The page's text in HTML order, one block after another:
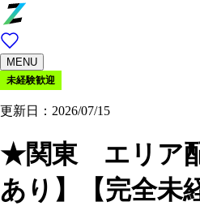
MENU
未経験歓迎
更新日：2026/07/15
★関東 エリア
あり】【完全未